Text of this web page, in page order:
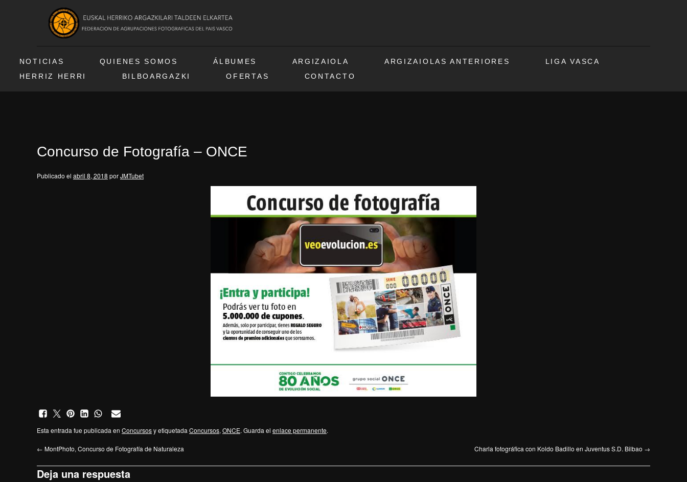
NOTICIAS QUIENES SOMOS ÁLBUMES ARGIZAIOLA ARGIZAIOLAS ANTERIORES
LIGA VASCA
HERRIZ HERRI
BILBOARGAZKI OFERTAS CONTACTO
Concurso de Fotografía – ONCE
Publicado el abril 8, 2018 porJMTubet
Esta entrada fue publicada en Concursosy etiquetada Concursos, ONCE. Guarda el enlace permanente.
← MontPhoto, Concurso de Fotografía de Naturaleza Charla fotográfica con Koldo Badillo en Juventus S.D. Bilbao →
Deja una respuesta